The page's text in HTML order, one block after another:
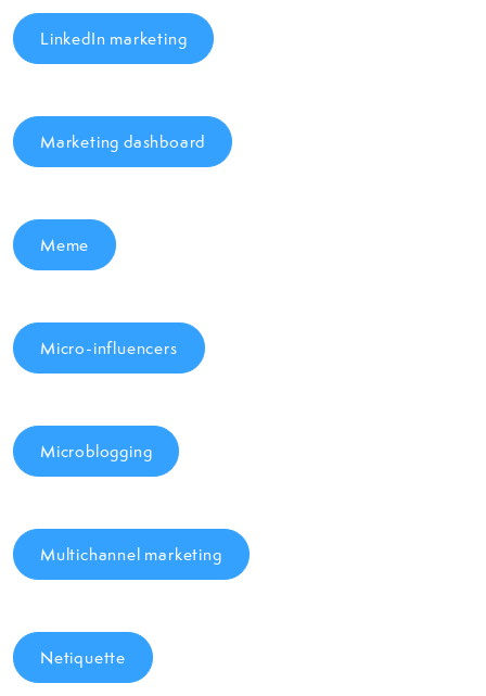
LinkedIn marketing
Marketing dashboard
Meme
Micro-influencers
Microblogging
Multichannel marketing
Netiquette